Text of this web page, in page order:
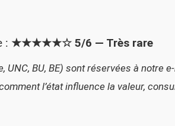
: ★★★★★☆ 5/6 — Très rare
BU, BE) sont réservées à notre
l’état influence la valeur,